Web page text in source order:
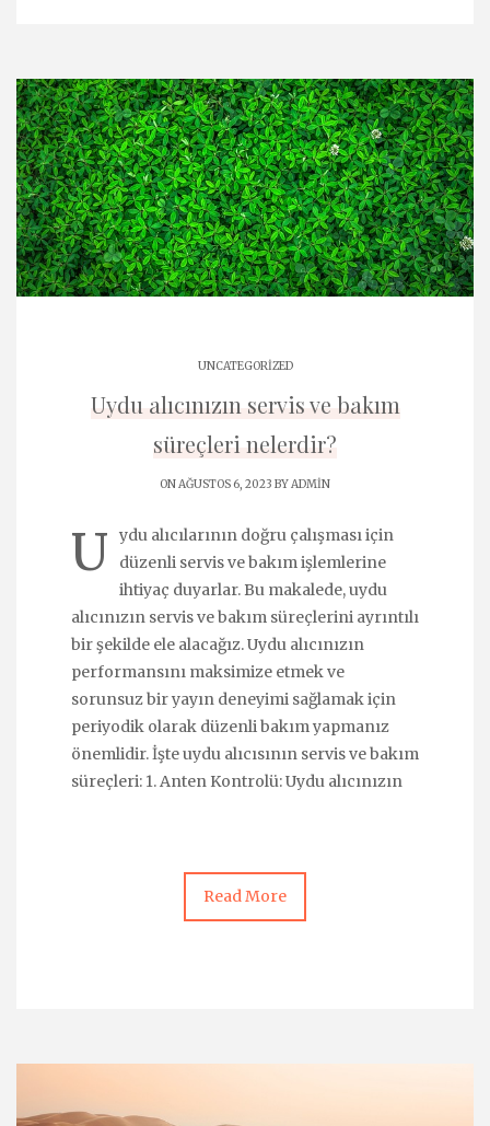
UNCATEGORIZED
Uydu alıcınızın servis ve bakım
süreçleri nelerdir?
ON AĞUSTOS 6, 2023 BYADMIN
U
ydu alıcılarının doğru çalışması için
düzenli servis ve bakım işlemlerine
ihtiyaç duyarlar. Bu makalede, uydu
alıcınızın servis ve bakım süreçlerini ayrıntılı
bir şekilde ele alacağız. Uydu alıcınızın
performansını maksimize etmek ve
sorunsuz bir yayın deneyimi sağlamak için
periyodik olarak düzenli bakım yapmanız
önemlidir. İşte uydu alıcısının servis ve bakım
süreçleri: 1. Anten Kontrolü: Uydu alıcınızın
Read More